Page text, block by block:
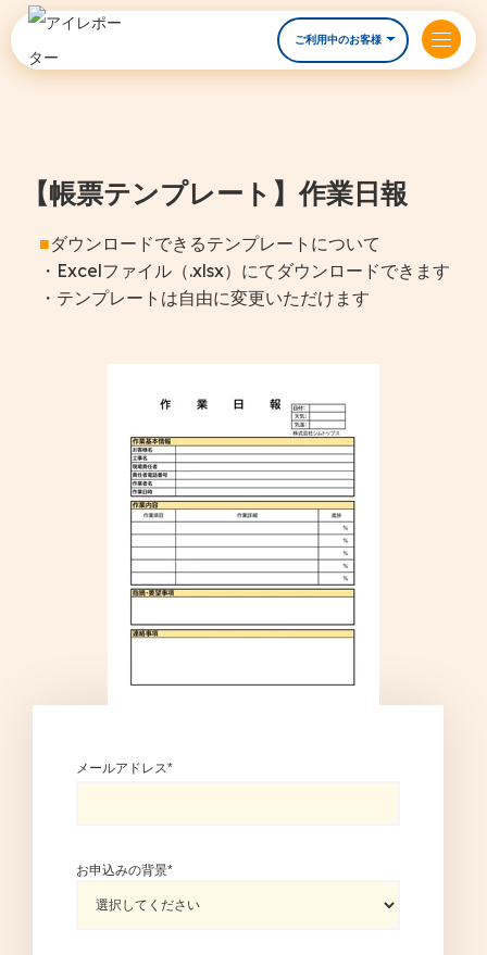
ご利用中のお客様
【帳票テンプレート】作業日報
■ダウンロードできるテンプレートについて
・Excelファイル（.xlsx）にてダウンロードできます
・テンプレートは自由に変更いただけます
メールアドレス*
お申込みの背景*